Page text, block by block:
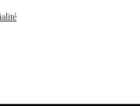
En savoir plus